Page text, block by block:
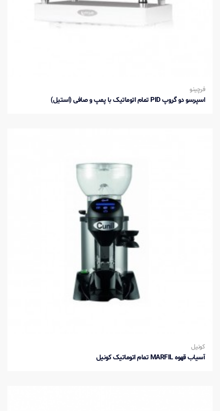
فرچینو
اسپرسو دو گروپ PID تمام اتوماتیک با پمپ و صافی (استیل)
کونیل
آسیاب قهوه MARFIL تمام اتوماتیک کونیل